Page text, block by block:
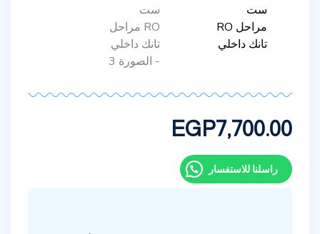
EGP7,700.00
راسلنا للاستفسار